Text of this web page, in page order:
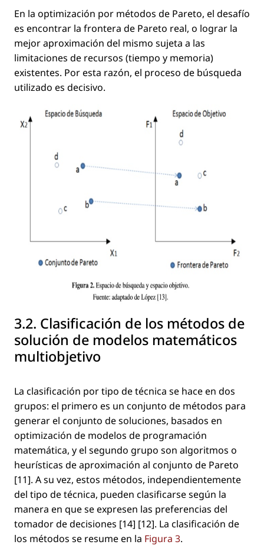
En la optimización por métodos de Pareto, el desafío
es encontrar la frontera de Pareto real, o lograr la
mejor aproximación del mismo sujeta a las
limitaciones de recursos (tiempo y memoria)
existentes. Por esta razón, el proceso de búsqueda
utilizado es decisivo.
3.2. Clasiﬁcación de los métodos de
solución de modelos matemáticos
multiobjetivo
La clasiﬁcación por tipo de técnica se hace en dos
grupos: el primero es un conjunto de métodos para
generar el conjunto de soluciones, basados en
optimización de modelos de programación
matemática, y el segundo grupo son algoritmos o
heurísticas de aproximación al conjunto de Pareto
[11]. A su vez, estos métodos, independientemente
del tipo de técnica, pueden clasiﬁcarse según la
manera en que se expresen las preferencias del
tomador de decisiones [14] [12]. La clasiﬁcación de
los métodos se resume en la Figura 3.